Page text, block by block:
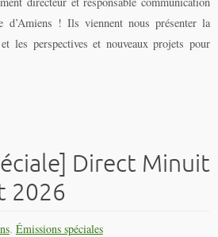
! Ils viennent nous présenter la
les perspectives et nouveaux projets pour
Direct Minuit
2026
, Émissions spéciales